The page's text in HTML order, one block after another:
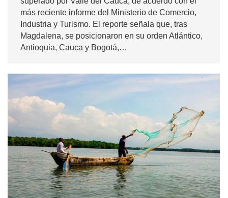
más reciente informe del Ministerio de Comercio,
Industria y Turismo. El reporte señala que, tras
Magdalena, se posicionaron en su orden Atlántico,
Antioquia, Cauca y Bogotá,…